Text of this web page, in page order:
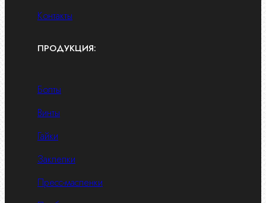
Контакты
ПРОДУКЦИЯ:
Болты
Винты
Гайки
Заклепки
Пресс-масленки